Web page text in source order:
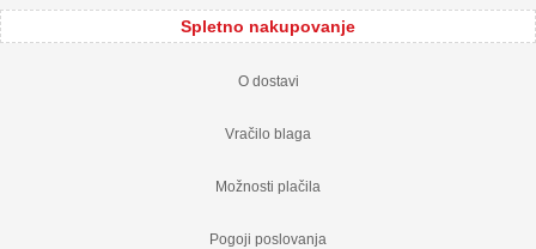
Spletno nakupovanje
O dostavi
Vračilo blaga
Možnosti plačila
Pogoji poslovanja